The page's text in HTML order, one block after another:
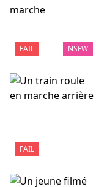
FAIL NSFW
FAIL